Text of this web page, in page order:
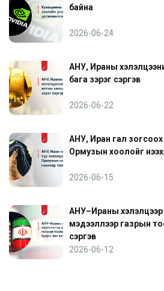
байна
2026-06-24
АНУ, Ираны
бага зэрэг сэргэв
2026-06-22
АНУ, Иран гал зогсоох
Ормузын хоолойг
2026-06-15
АНУ–Ираны хэлэлцээр
мэдээллээр газрын
сэргэв
2026-06-12